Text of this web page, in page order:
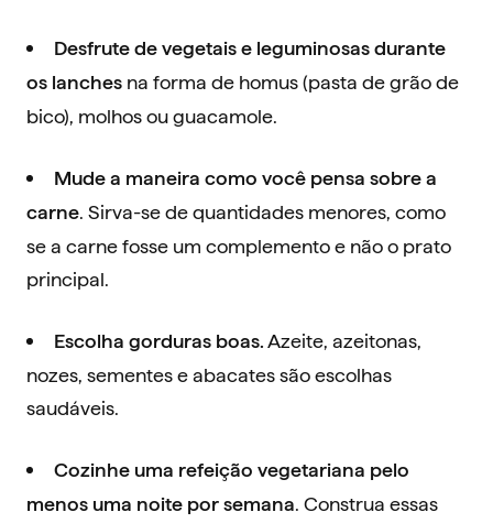
Desfrute de vegetais e leguminosas durante
os lanches na forma de homus (pasta de grão de
bico), molhos ou guacamole.
Mude a maneira como você pensa sobre a
carne. Sirva-se de quantidades menores, como
se a carne fosse um complemento e não o prato
principal.
Escolha gorduras boas. Azeite, azeitonas,
nozes, sementes e abacates são escolhas
saudáveis.
Cozinhe uma refeição vegetariana pelo
menos uma noite por semana. Construa essas